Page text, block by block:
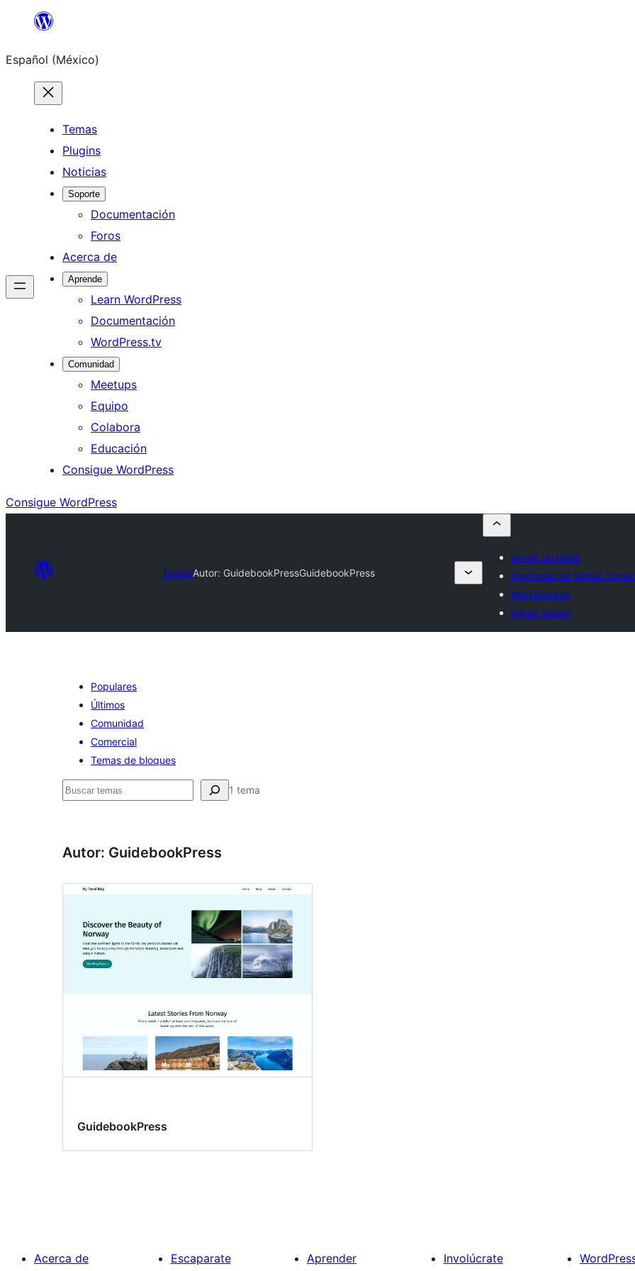
Saltar
contenido
Español (México)
Temas
Plugins
Noticias
Soporte
Documentación
Foros
Acerca de
Aprende
Learn WordPress
Documentación
WordPress.tv
Comunidad
Meetups
Equipo
Colabora
Educación
Consigue WordPress
Consigue WordPress
TemasAutor: GuidebookPressGuidebookPress
Enviar un tema
Empresas de temas
Mis favoritos
Iniciar sesión
Populares
Últimos
Comunidad
Comercial
Temas de bloques
Buscar 1 tema
Autor: GuidebookPress
GuidebookPress
Acerca de Escaparate Aprender Involúcrate